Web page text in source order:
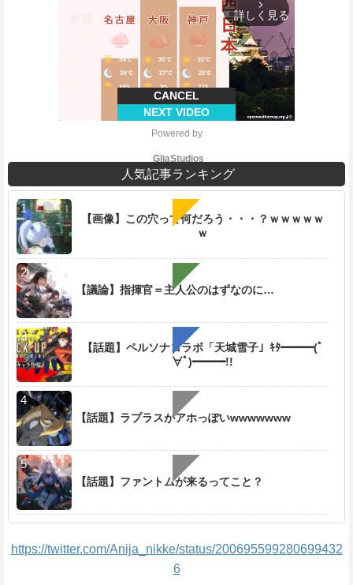
arrow_forward_ios
詳しく見る
CANCEL
NEXT VIDEO
e
Powered by
GliaStudios
人気記事ランキング
【画像】この穴って何だろう・・・？ｗｗｗｗｗ
ｗ
【議論】指揮官＝主人公のはずなのに…
【話題】ペルソナコラボ「天城雪子」ｷﾀ━━━(ﾟ
∀ﾟ)━━━!!
【話題】ラプラスがアホっぽいwwwwwww
【話題】ファントムが来るってこと？
https://twitter.com/Anija_nikke/status/200695599280699432
6